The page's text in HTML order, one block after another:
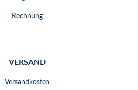
Rechnung
VERSAND
Versandkosten